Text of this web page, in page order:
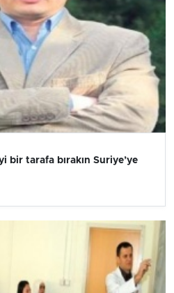
bir tarafa bırakın Suriye’ye